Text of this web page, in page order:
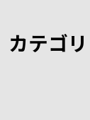
カテゴリ